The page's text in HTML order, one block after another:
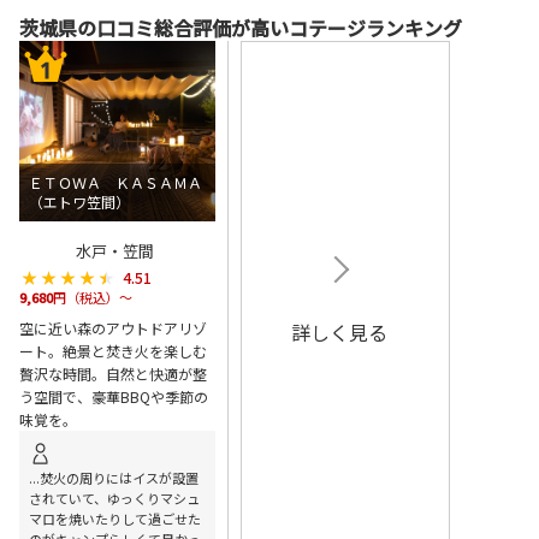
茨城県の口コミ総合評価が高いコテージランキング
ＥＴＯＷＡ ＫＡＳＡＭＡ
（エトワ笠間）
水戸・笠間
★★★★★
★★★★★ 4.51
9,680円（税込）～
空に近い森のアウトドアリゾ
ート。絶景と焚き火を楽しむ
贅沢な時間。自然と快適が整
う空間で、豪華BBQや季節の
味覚を。
...焚火の周りにはイスが設置
されていて、ゆっくりマシュ
マロを焼いたりして過ごせた
詳しく見る